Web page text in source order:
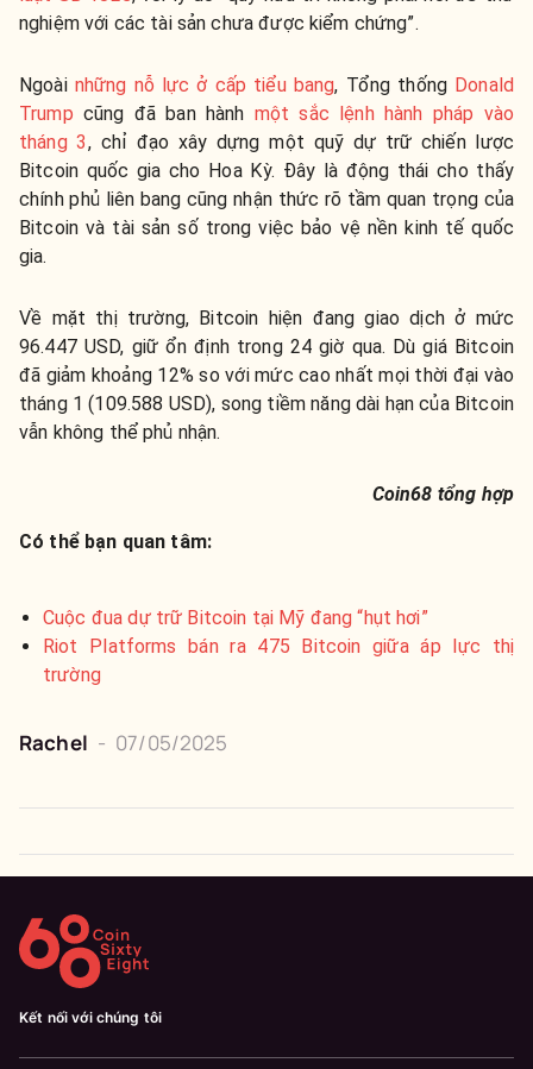
nghiệm với các tài sản chưa được kiểm chứng”.
Ngoài những nỗ lực ở cấp tiểu bang, Tổng thống Donald
Trump cũng đã ban hành một sắc lệnh hành pháp vào
tháng 3, chỉ đạo xây dựng một quỹ dự trữ chiến lược
Bitcoin quốc gia cho Hoa Kỳ. Đây là động thái cho thấy
chính phủ liên bang cũng nhận thức rõ tầm quan trọng của
Bitcoin và tài sản số trong việc bảo vệ nền kinh tế quốc
gia.
Về mặt thị trường, Bitcoin hiện đang giao dịch ở mức
96.447 USD, giữ ổn định trong 24 giờ qua. Dù giá Bitcoin
đã giảm khoảng 12% so với mức cao nhất mọi thời đại vào
tháng 1 (109.588 USD), song tiềm năng dài hạn của Bitcoin
vẫn không thể phủ nhận.
Coin68 tổng hợp
Có thể bạn quan tâm:
Cuộc đua dự trữ Bitcoin tại Mỹ đang “hụt hơi”
Riot Platforms bán ra 475 Bitcoin giữa áp lực thị
trường
Rachel - 07/05/2025
Kết nối với chúng tôi